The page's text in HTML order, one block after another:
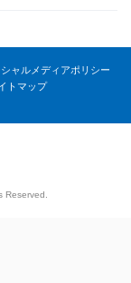
ャルメディアポリシー
トマップ
Reserved.